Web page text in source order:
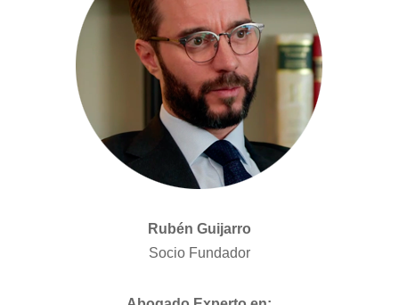
Rubén Guijarro
Socio Fundador